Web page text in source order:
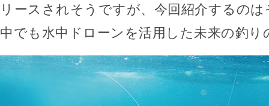
リースされそうですが、今回紹介するの
中でも水中ドローンを活用した未来の釣り